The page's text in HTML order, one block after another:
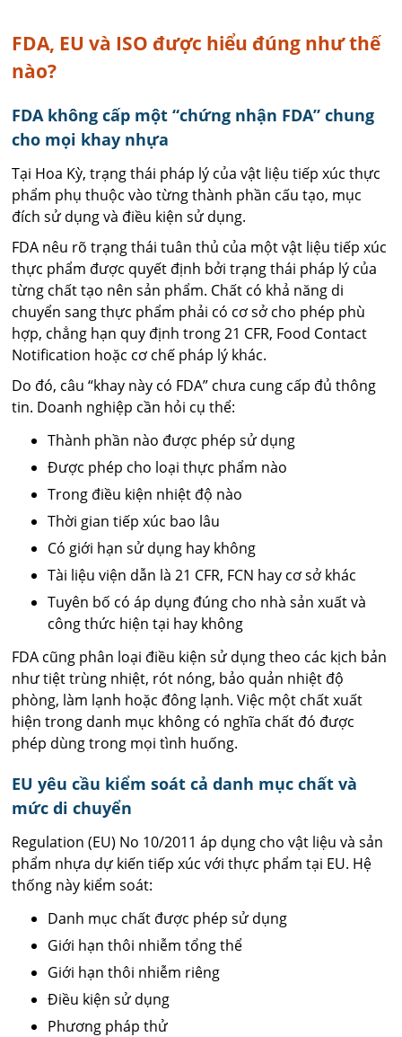
FDA, EU và ISO được hiểu đúng như thế
nào?
FDA không cấp một “chứng nhận FDA” chung
cho mọi khay nhựa
Tại Hoa Kỳ, trạng thái pháp lý của vật liệu tiếp xúc thực
phẩm phụ thuộc vào từng thành phần cấu tạo, mục
đích sử dụng và điều kiện sử dụng.
FDA nêu rõ trạng thái tuân thủ của một vật liệu tiếp xúc
thực phẩm được quyết định bởi trạng thái pháp lý của
từng chất tạo nên sản phẩm. Chất có khả năng di
chuyển sang thực phẩm phải có cơ sở cho phép phù
hợp, chẳng hạn quy định trong 21 CFR, Food Contact
Notification hoặc cơ chế pháp lý khác.
Do đó, câu “khay này có FDA” chưa cung cấp đủ thông
tin. Doanh nghiệp cần hỏi cụ thể:
Thành phần nào được phép sử dụng
Được phép cho loại thực phẩm nào
Trong điều kiện nhiệt độ nào
Thời gian tiếp xúc bao lâu
Có giới hạn sử dụng hay không
Tài liệu viện dẫn là 21 CFR, FCN hay cơ sở khác
Tuyên bố có áp dụng đúng cho nhà sản xuất và
công thức hiện tại hay không
FDA cũng phân loại điều kiện sử dụng theo các kịch bản
như tiệt trùng nhiệt, rót nóng, bảo quản nhiệt độ
phòng, làm lạnh hoặc đông lạnh. Việc một chất xuất
hiện trong danh mục không có nghĩa chất đó được
phép dùng trong mọi tình huống.
EU yêu cầu kiểm soát cả danh mục chất và
mức di chuyển
Regulation (EU) No 10/2011 áp dụng cho vật liệu và sản
phẩm nhựa dự kiến tiếp xúc với thực phẩm tại EU. Hệ
thống này kiểm soát:
Danh mục chất được phép sử dụng
Giới hạn thôi nhiễm tổng thể
Giới hạn thôi nhiễm riêng
Điều kiện sử dụng
Phương pháp thử